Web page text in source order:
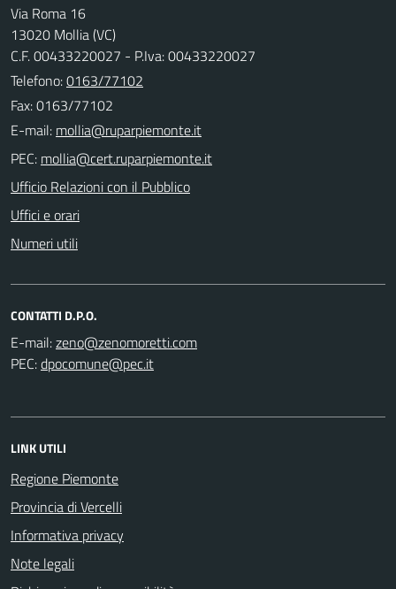
Via Roma 16
13020 Mollia (VC)
C.F. 00433220027 - P.Iva: 00433220027
Telefono:0163/77102
Fax: 0163/77102
E-mail:
PEC:
Ufficio Relazioni con il Pubblico
Uffici e orari
Numeri utili
CONTATTI D.P.O.
E-mail:
PEC:
LINK UTILI
Regione Piemonte
Provincia di Vercelli
Informativa privacy
Note legali